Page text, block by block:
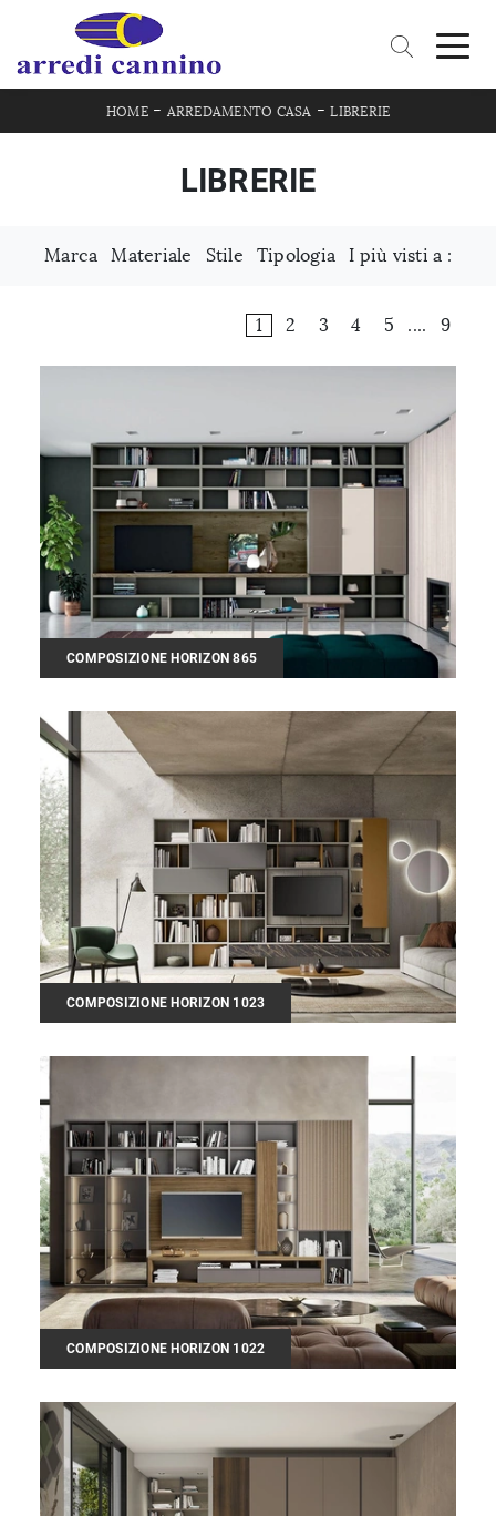
HOME- ARREDAMENTO CASA -LIBRERIE
LIBRERIE
Marca Materiale Stile Tipologia I più visti a :
1 2 3 4 5 .... 9
COMPOSIZIONE HORIZON 865
COMPOSIZIONE HORIZON 1023
COMPOSIZIONE HORIZON 1022